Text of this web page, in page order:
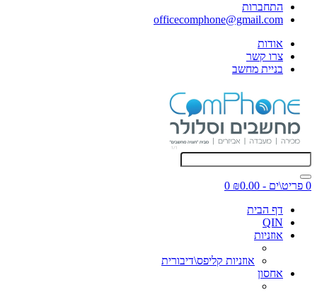
התחברות
officecomphone@gmail.com
אודות
צרו קשר
בניית מחשב
0 פריט\ים - ₪0.00
0
דף הבית
QIN
אוזניות
אוזניות קליפס\דיבורית
אחסון